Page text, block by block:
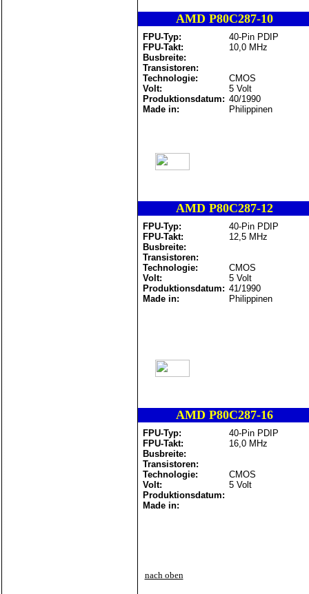
AMD P80C287-10
FPU-Typ:
FPU-Takt:
Busbreite:
Transistoren:
Technologie:
Volt:
Produktionsdatum:
Made in:
40-Pin PDIP
10,0 MHz
CMOS
5 Volt
40/1990
Philippinen
AMD P80C287-12
FPU-Typ:
FPU-Takt:
Busbreite:
Transistoren:
Technologie:
Volt:
Produktionsdatum:
Made in:
40-Pin PDIP
12,5 MHz
CMOS
5 Volt
41/1990
Philippinen
AMD P80C287-16
FPU-Typ:
FPU-Takt:
Busbreite:
Transistoren:
Technologie:
Volt:
Produktionsdatum:
Made in:
40-Pin PDIP
16,0 MHz
CMOS
5 Volt
nach oben